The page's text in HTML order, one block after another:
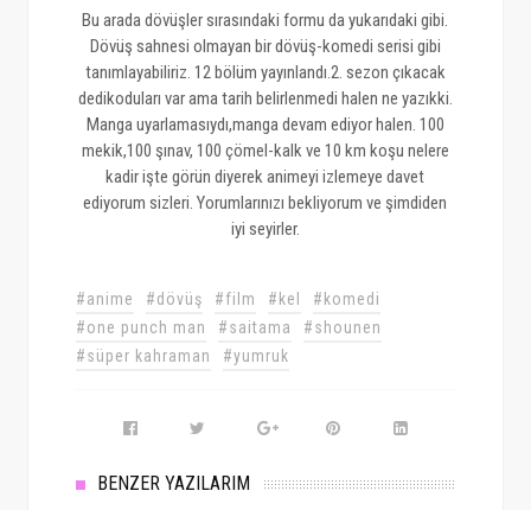
Bu arada dövüşler sırasındaki formu da yukarıdaki gibi.
Dövüş sahnesi olmayan bir dövüş-komedi serisi gibi
tanımlayabiliriz. 12 bölüm yayınlandı.2. sezon çıkacak
dedikoduları var ama tarih belirlenmedi halen ne yazıkki.
Manga uyarlamasıydı,manga devam ediyor halen. 100
mekik,100 şınav, 100 çömel-kalk ve 10 km koşu nelere
kadir işte görün diyerek animeyi izlemeye davet
ediyorum sizleri. Yorumlarınızı bekliyorum ve şimdiden
iyi seyirler.
#anime #dövüş #film #kel
#komedi
#one punch man
#saitama
#shounen
#süper kahraman
#yumruk
BENZER YAZILARIM